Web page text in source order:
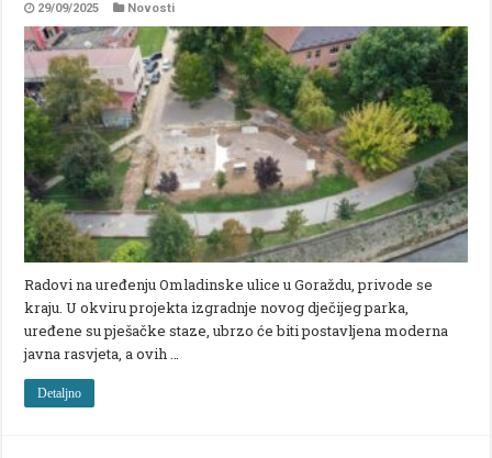
29/09/2025 Novosti
Radovi na uređenju Omladinske ulice u Goraždu, privode se
kraju. U okviru projekta izgradnje novog dječijeg parka,
uređene su pješačke staze, ubrzo će biti postavljena moderna
javna rasvjeta, a ovih …
Detaljno